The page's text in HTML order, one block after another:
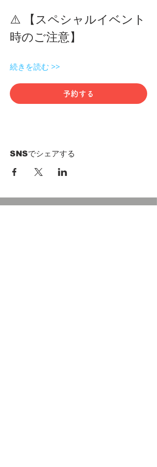
⚠️ 【スペシャルイベント
時のご注意】
続きを読む >>
予約する
SNSでシェアする